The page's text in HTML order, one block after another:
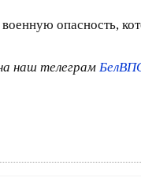
опасность,
наш телеграм